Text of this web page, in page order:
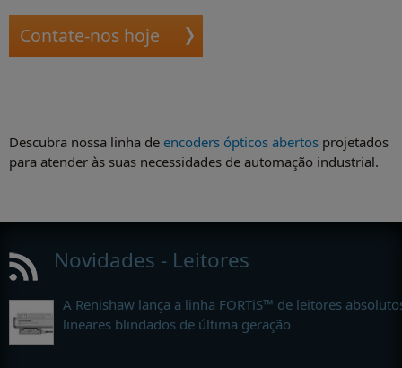
Contate-nos hoje
Descubra nossa linha de encoders ópticos abertos projetados
para atender às suas necessidades de automação industrial.
Novidades - Leitores
A Renishaw lança a linha FORTiS™ de leitores
lineares blindados de última geração